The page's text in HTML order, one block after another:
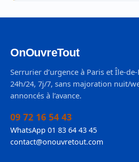
OnOuvreTout
Serrurier d’urgence à Paris et Île-
24h/24, 7j/7, sans majoration nuit/
annoncés à l’avance.
09 72 16 54 43
WhatsApp 01 83 64 43 45
contact@onouvretout.com